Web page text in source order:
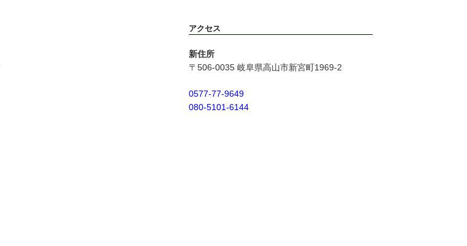
アクセス
新住所
〒506-0035 岐阜県高山市新宮町1969-2
0577-77-9649
080-5101-6144